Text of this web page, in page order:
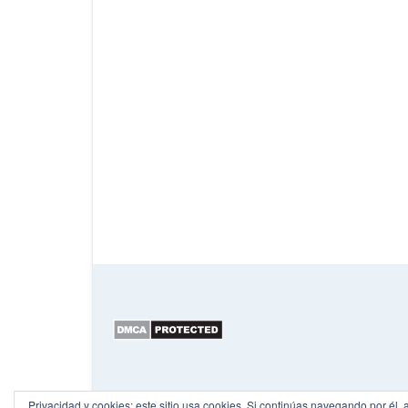
Privacidad y cookies: este sitio usa cookies. Si continúas navegando por él,